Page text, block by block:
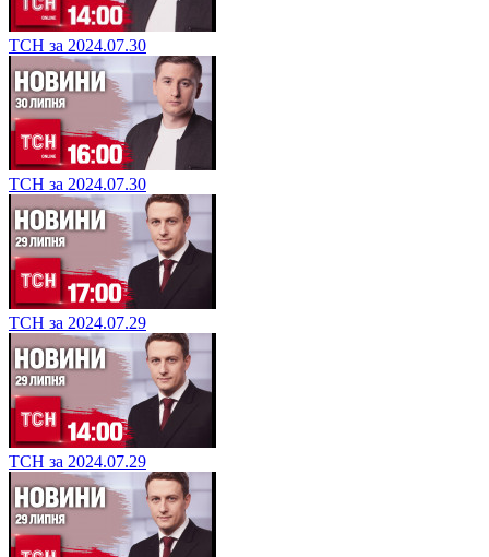
ТСН за 2024.07.30
ТСН за 2024.07.30
ТСН за 2024.07.29
ТСН за 2024.07.29